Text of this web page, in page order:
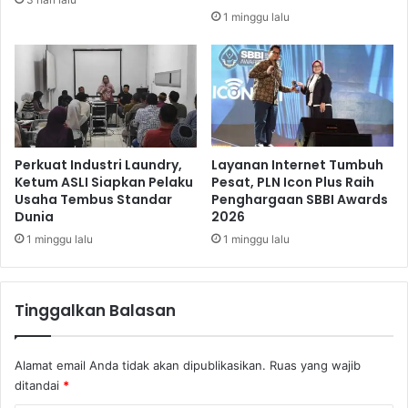
i
I
t
P
e
n
j
a
r
i
n
C
w
a
1 minggu lalu
Perkuat Industri Laundry,
Ketum ASLI Siapkan Pelaku
Usaha Tembus Standar
Dunia
1 minggu lalu
Layanan Internet Tumbuh
Pesat, PLN Icon Plus Raih
Penghargaan SBBI Awards
2026
1 minggu lalu
Tinggalkan Balasan
Alamat email Anda tidak akan dipublikasikan. Ruas yang wajib
ditandai *